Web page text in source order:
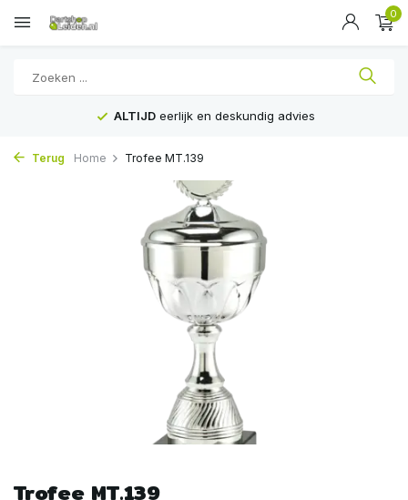
0
ALTIJD eerlijk en deskundig advies
Terug Home Trofee MT.139
Trofee MT.139